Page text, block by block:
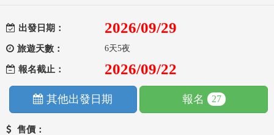
出發日期： 2026/09/29
旅遊天數： 6天5夜
報名截止： 2026/09/22
其他出發日期 報名 27
售價：